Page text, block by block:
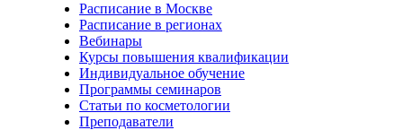
Расписание в Москве
Расписание в регионах
Вебинары
Курсы повышения квалификации
Индивидуальное обучение
Программы семинаров
Статьи по косметологии
Преподаватели